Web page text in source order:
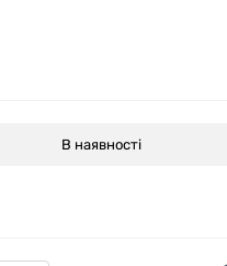
В наявності